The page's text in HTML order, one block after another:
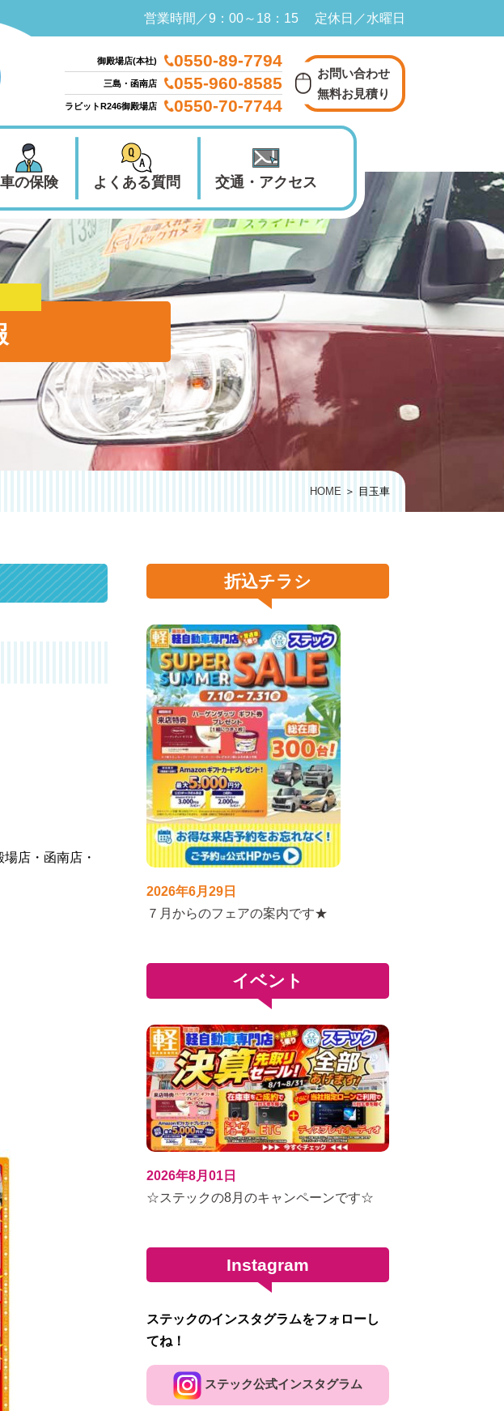
営業時間／9：00～18：15 定休日／水曜日
御殿場店(本社) 0550-89-7794
三島・函南店 055-960-8585
ラビットR246御殿場店 0550-70-7744
お問い合わせ
無料お見積り
車の保険 よくある質問 交通・アクセス
HOME ＞ 目玉車
場店・函南店・
折込チラシ
2026年6月29日
７月からのフェアの案内です★
イベント
2026年8月01日
☆ステックの8月のキャンペーンです☆
Instagram
ステックのインスタグラムをフォローし
てね！
ステック公式インスタグラム